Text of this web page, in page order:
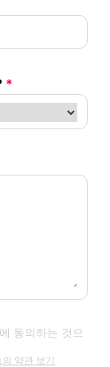
*
동의하는 것으
약관 보기